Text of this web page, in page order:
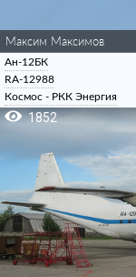
Максим Максимов
Ан-12БК
RA-12988
Космос - РКК Энергия
1852